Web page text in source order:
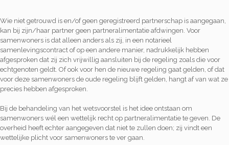
Wie niet getrouwd is en/of geen geregistreerd partnerschap is aangegaan,
kan bij zijn/haar partner geen partneralimentatie afdwingen. Voor
samenwoners is dat alleen anders als zij, in een notarieel
samenlevingscontract of op een andere manier, nadrukkelijk hebben
afgesproken dat zij zich vrijwillig aansluiten bij de regeling zoals die voor
echtgenoten geldt. Of ook voor hen de nieuwe regeling gaat gelden, of dat
voor deze samenwoners de oude regeling blijft gelden, hangt af van wat ze
precies hebben afgesproken.
Bij de behandeling van het wetsvoorstel is het idee ontstaan om
samenwoners wél een wettelijk recht op partneralimentatie te geven. De
overheid heeft echter aangegeven dat niet te zullen doen; zij vindt een
wettelijke plicht voor samenwoners te ver gaan.